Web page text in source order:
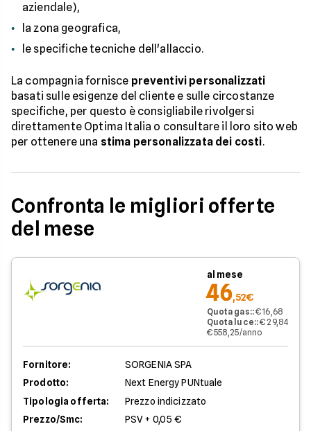
aziendale),
la zona geografica,
le specifiche tecniche dell'allaccio.
La compagnia fornisce preventivi personalizzati
basati sulle esigenze del cliente e sulle circostanze
specifiche, per questo è consigliabile rivolgersi
direttamente Optima Italia o consultare il loro sito web
per ottenere una stima personalizzata dei costi.
Confronta le migliori offerte
del mese
al mese
46,52€
Quota gas::€ 16,68
Quota luce::€ 29,84
€ 558,25/anno
Fornitore:
SORGENIA SPA
Prodotto:
Next Energy PUNtuale
Tipologia offerta:
Prezzo indicizzato
Prezzo/Smc:
PSV + 0,05 €